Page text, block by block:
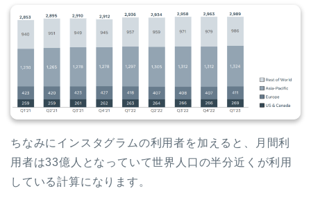
ちなみにインスタグラムの利用者を加えると、月間利
用者は33億人となっていて世界人口の半分近くが利用
している計算になります。